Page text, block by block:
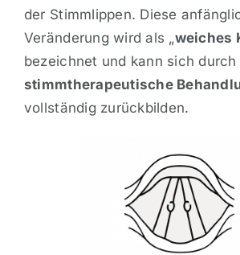
der Stimmlippen. Diese
Veränderung wird als „weiches
bezeichnet und kann sich
stimmtherapeutische
vollständig zurückbilden.